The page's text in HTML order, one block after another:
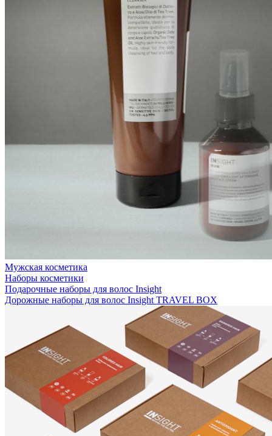
Мужская косметика
Наборы косметики
Подарочные наборы для волос Insight
Дорожные наборы для волос Insight TRAVEL BOX